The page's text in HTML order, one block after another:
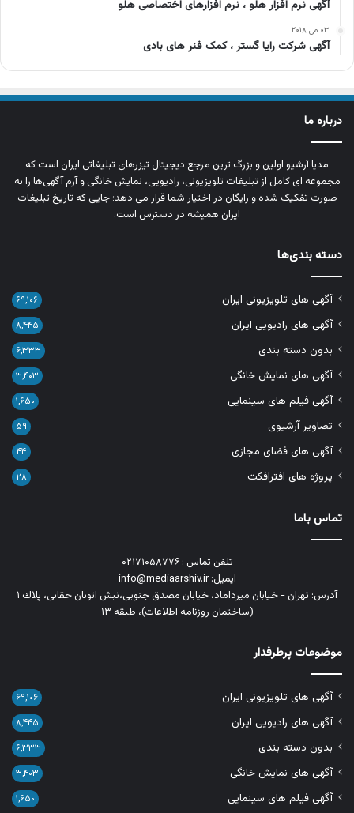
آگهی نرم افزار هلو ، نرم افزارهای اختصاصی هلو
۰۳ می ۲۰۱۸
آگهی شرکت رایا گستر ، کمک فنر های بادی
درباره ما
مدیا آرشیو اولین و بزرگ‌ ترین مرجع دیجیتال تیزرهای تبلیغاتی ایران است که
مجموعه‌ ای کامل از تبلیغات تلویزیونی، رادیویی، نمایش خانگی و آرم‌ آگهی‌ها را به‌
صورت تفکیک‌ شده و رایگان در اختیار شما قرار می‌ دهد؛ جایی که تاریخ تبلیغات
ایران همیشه در دسترس است.
دسته بندی‌ها
آگهی های تلویزیونی ایران ۶۹,۱۰۶
آگهی های رادیویی ایران ۸,۴۴۵
بدون دسته بندی ۶,۳۳۳
آگهی های نمایش خانگی ۳,۴۰۳
آگهی فیلم های سینمایی ۱,۶۵۰
تصاویر آرشیوی ۵۹
آگهی های فضای مجازی ۴۴
پروژه های افترافکت ۲۸
تماس باما
تلفن تماس : ۰۲۱۷۱۰۵۸۷۷۶
ایمیل: info@mediaarshiv.ir
آدرس: تهران - خیابان میرداماد، خیابان مصدق جنوبی،نبش اتوبان حقانی، پلاك ١
(ساختمان روزنامه اطلاعات)، طبقه ۱۳
موضوعات پرطرفدار
آگهی های تلویزیونی ایران ۶۹,۱۰۶
آگهی های رادیویی ایران ۸,۴۴۵
بدون دسته بندی ۶,۳۳۳
آگهی های نمایش خانگی ۳,۴۰۳
آگهی فیلم های سینمایی ۱,۶۵۰